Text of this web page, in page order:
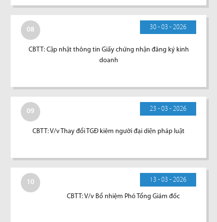
08 30 - 03 - 2026
CBTT: Cập nhật thông tin Giấy chứng nhận đăng ký kinh
doanh
09 23 - 03 - 2026
CBTT: V/v Thay đổi TGĐ kiêm người đại diện pháp luật
10 13 - 03 - 2026
CBTT: V/v Bổ nhiệm Phó Tổng Giám đốc